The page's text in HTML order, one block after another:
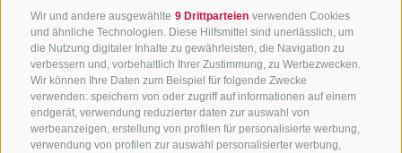
Wir und andere ausgewählte 9 Drittparteien verwenden Cookies
und ähnliche Technologien. Diese Hilfsmittel sind unerlässlich, um
die Nutzung digitaler Inhalte zu gewährleisten, die Navigation zu
verbessern und, vorbehaltlich Ihrer Zustimmung, zu Werbezwecken.
Wir können Ihre Daten zum Beispiel für folgende Zwecke
verwenden: speichern von oder zugriff auf informationen auf einem
endgerät, verwendung reduzierter daten zur auswahl von
werbeanzeigen, erstellung von profilen für personalisierte werbung,
verwendung von profilen zur auswahl personalisierter werbung,
Ort
39049 Rosskopf
Mobil+39 338 102 18
29
mehr Infos